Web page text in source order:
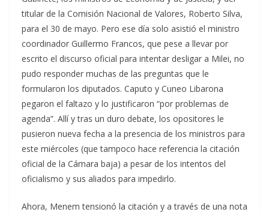
titular de la Comisión Nacional de Valores, Roberto Silva,
para el 30 de mayo. Pero ese día solo asistió el ministro
coordinador Guillermo Francos, que pese a llevar por
escrito el discurso oficial para intentar desligar a Milei, no
pudo responder muchas de las preguntas que le
formularon los diputados. Caputo y Cuneo Libarona
pegaron el faltazo y lo justificaron “por problemas de
agenda”. Allí y tras un duro debate, los opositores le
pusieron nueva fecha a la presencia de los ministros para
este miércoles (que tampoco hace referencia la citación
oficial de la Cámara baja) a pesar de los intentos del
oficialismo y sus aliados para impedirlo.
Ahora, Menem tensionó la citación y a través de una nota